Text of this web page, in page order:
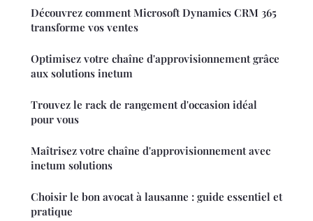
Découvrez comment Microsoft Dynamics CRM 365
transforme vos ventes
Optimisez votre chaîne d'approvisionnement grâce
aux solutions inetum
Trouvez le rack de rangement d'occasion idéal
pour vous
Maîtrisez votre chaîne d'approvisionnement avec
inetum solutions
Choisir le bon avocat à lausanne : guide essentiel et
pratique